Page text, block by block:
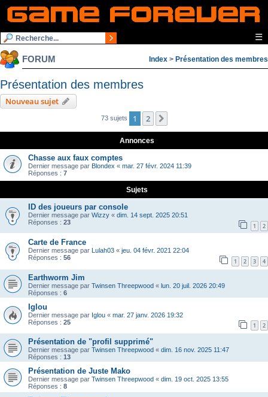
☰
FORUM Index > Présentation des membres
Présentation des membres
Nouveau sujet
73 sujets 1 2
Annonces
Chasse aux faux comptes
Dernier message par Blondex « mar. 27 févr. 2024 11:39
Réponses : 7
Sujets
ID des joueurs par console
Dernier message par Wizzy « dim. 14 sept. 2025 20:51
Réponses : 23 1 2
Carte de France
Dernier message par Lulah03 « jeu. 04 févr. 2021 22:04
Réponses : 56 1 2 3 4
Earthworm Jim
Dernier message par Twinsen Threepwood « lun. 20 juil. 2026 20:49
Réponses : 6
Iglou
Dernier message par Iglou « mar. 27 janv. 2026 19:32
Réponses : 25 1 2
Présentation de "profil supprimé"
Dernier message par Twinsen Threepwood « dim. 16 nov. 2025 11:47
Réponses : 13
Présentation de Juste Mako
Dernier message par Twinsen Threepwood « dim. 19 oct. 2025 13:55
Réponses : 8